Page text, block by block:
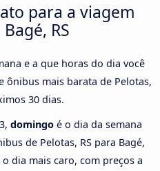
para a viagem
RS
e a que horas do dia você
ônibus mais barata de Pelotas,
30 dias.
domingo é o dia da semana
de Pelotas, RS para Bagé,
dia mais caro, com preços a